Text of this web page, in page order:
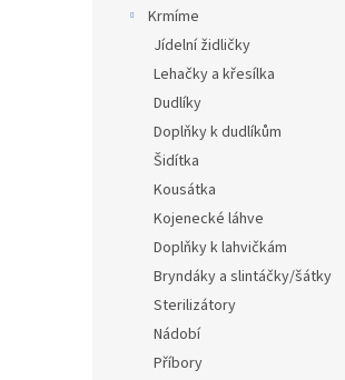
Krmíme
Jídelní židličky
Lehačky a křesílka
Dudlíky
Doplňky k dudlíkům
Šidítka
Kousátka
Kojenecké láhve
Doplňky k lahvičkám
Bryndáky a slintáčky/šátky
Sterilizátory
Nádobí
Příbory